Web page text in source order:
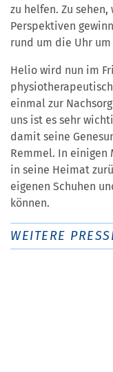
zu helfen. Zu
Perspektiven
rund um die Uhr
Helio wird nun im
einmal zur
uns ist es sehr
damit seine
Remmel. In einigen
in seine Heimat
eigenen Schuhen
können.
WEITERE